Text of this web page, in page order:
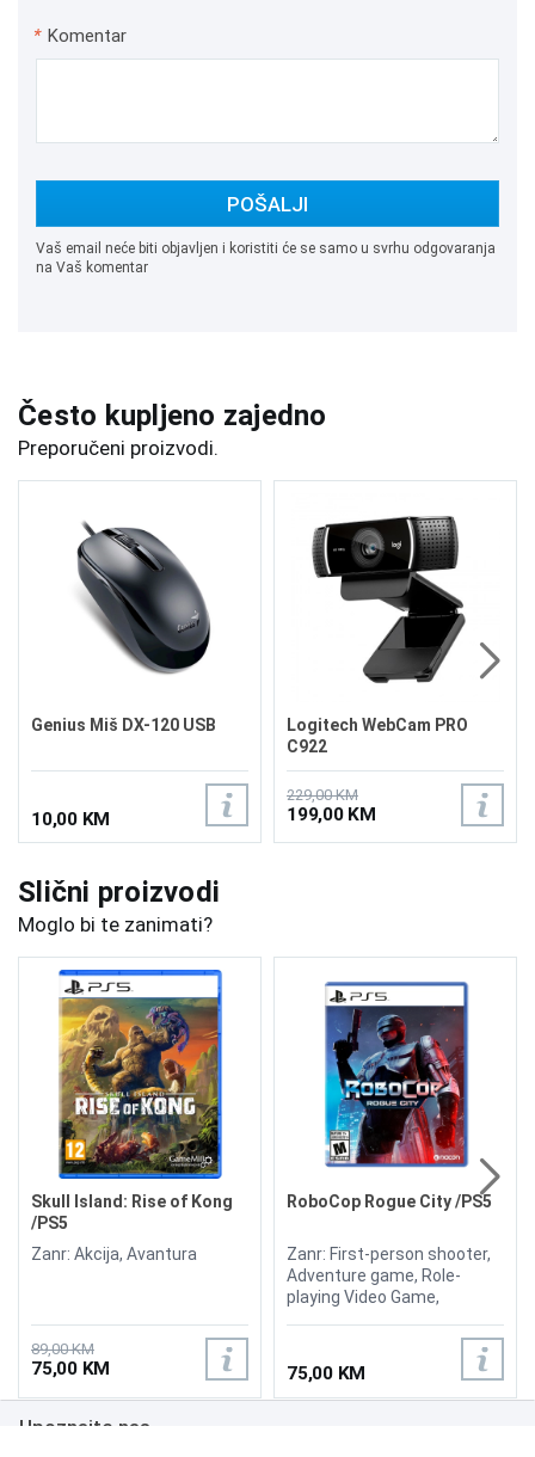
* Komentar
POŠALJI
Vaš email neće biti objavljen i koristiti će se samo u svrhu odgovaranja
na Vaš komentar
Često kupljeno zajedno
Preporučeni proizvodi.
Genius Miš DX-120 USB
10,00 KM
Logitech WebCam PRO
C922
229,00 KM
199,00 KM
Slični proizvodi
Moglo bi te zanimati?
Skull Island: Rise of Kong
/PS5
Zanr: Akcija, Avantura
89,00 KM
75,00 KM
RoboCop Rogue City /PS5
Zanr: First-person shooter,
Adventure game, Role-
playing Video Game,
75,00 KM
Upoznajte nas